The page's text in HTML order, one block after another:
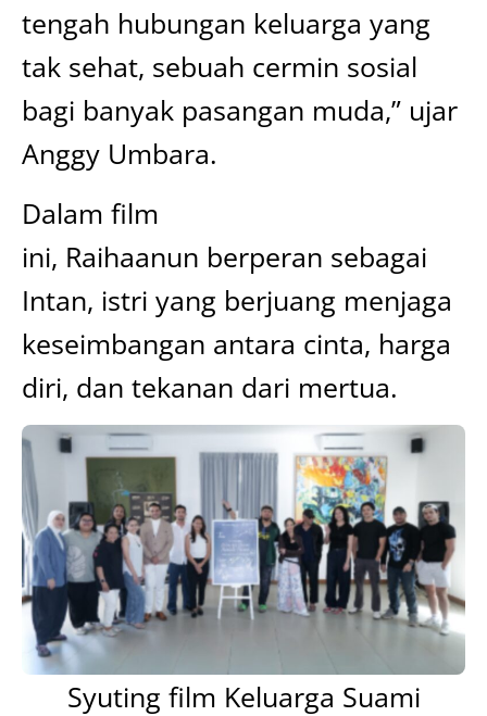
tengah hubungan keluarga yang
tak sehat, sebuah cermin sosial
bagi banyak pasangan muda,” ujar
Anggy Umbara.
Dalam film
ini, Raihaanun berperan sebagai
Intan, istri yang berjuang menjaga
keseimbangan antara cinta, harga
diri, dan tekanan dari mertua.
Syuting film Keluarga Suami